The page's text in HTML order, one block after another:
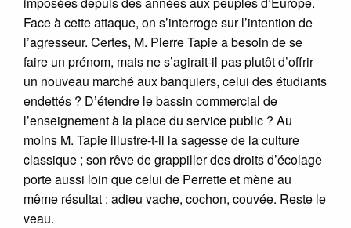
Face à cette attaque, on s’interroge sur l’intention de
l’agresseur. Certes, M. Pierre Tapie a besoin de se
faire un prénom, mais ne s’agirait-il pas plutôt d’offrir
un nouveau marché aux banquiers, celui des étudiants
endettés ? D’étendre le bassin commercial de
l’enseignement à la place du service public ? Au
moins M. Tapie illustre-t-il la sagesse de la culture
classique ; son rêve de grappiller des droits d’écolage
porte aussi loin que celui de Perrette et mène au
même résultat : adieu vache, cochon, couvée. Reste le
veau.